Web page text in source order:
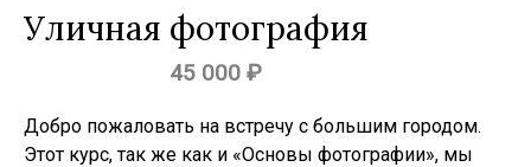
Уличная фотография
45 000 ₽
Добро пожаловать на встречу с большим городом.
Этот курс, так же как и «Основы фотографии», мы